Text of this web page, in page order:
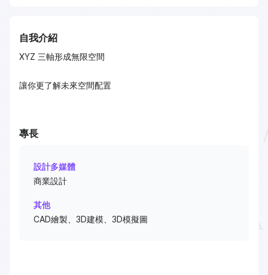
自我介紹
XYZ 三軸形成無限空間
讓你更了解未來空間配置
專長
設計多媒體
商業設計
其他
CAD繪製、3D建模、3D模擬圖